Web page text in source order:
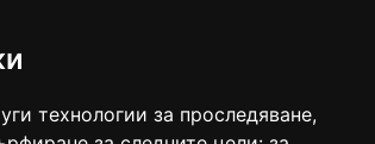
технологии за проследяване,